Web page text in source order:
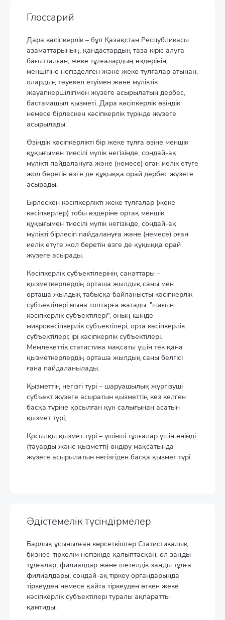
Глоссарий
Дара кәсіпкерлік – бұл Қазақстан Республикасы
азаматтарының, қандастардың таза кіріс алуға
бағытталған, жеке тұлғалардың өздерінің
меншігіне негізделген және жеке тұлғалар атынан,
олардың тәуекел етуімен және мүліктік
жауапкершілігімен жүзеге асырылатын дербес,
бастамашыл қызметі. Дара кәсіпкерлік өзіндік
немесе бірлескен кәсіпкерлік түрінде жүзеге
асырылады.
Өзіндік кәсіпкерлікті бір жеке тұлға өзіне меншік
құқығымен тиесілі мүлік негізінде, сондай-ақ
мүлікті пайдалануға және (немесе) оған иелік етуге
жол беретін өзге де құқыққа орай дербес жүзеге
асырады.
Бірлескен кәсіпкерлікті жеке тұлғалар (жеке
кәсіпкерлер) тобы өздеріне ортақ меншік
құқығымен тиесілі мүлік негізінде, сондай-ақ
мүлікті бірлесіп пайдалануға және (немесе) оған
иелік етуге жол беретін өзге де құқыққа орай
жүзеге асырады.
Кәсіпкерлік субъектілерінің санаттары –
қызметкерлердің орташа жылдық саны мен
орташа жылдық табысқа байланысты кәсіпкерлік
субъектілері мына топтарға жатады: "шағын
кәсіпкерлік субъектілері", оның ішінде
микрокәсіпкерлік субъектілері; орта кәсіпкерлік
субъектілері; ірі кәсіпкерлік субъектілері.
Мемлекеттік статистика мақсаты үшін тек қана
қызметкерлердің орташа жылдық саны белгісі
ғана пайдаланылады.
Қызметтің негізгі түрі – шаруашылық жүргізуші
субъект жүзеге асыратын қызметтің кез келген
басқа түріне қосылған құн салығынан асатын
қызмет түрі;
Қосылқы қызмет түрі – үшінші тұлғалар үшін өнімді
(тауарды және қызметті) өндіру мақсатында
жүзеге асырылатын негізгіден басқа қызмет түрі.
Әдістемелік түсіндірмелер
Барлық ұсынылған көрсеткіштер Статистикалық
бизнес-тіркелім негізінде қалыптасқан, ол заңды
тұлғалар, филиалдар және шетелдік заңды тұлға
филиалдары, сондай-ақ тіркеу органдарында
тіркеуден немесе қайта тіркеуден өткен жеке
кәсіпкерлік субъектілері туралы ақпаратты
қамтиды.